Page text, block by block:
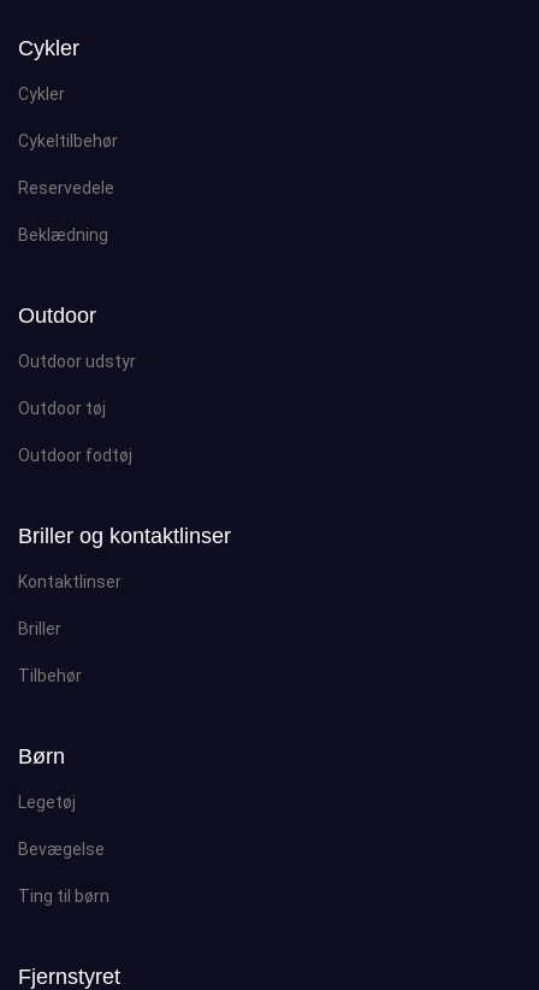
Cykler
Cykler
Cykeltilbehør
Reservedele
Beklædning
Outdoor
Outdoor udstyr
Outdoor tøj
Outdoor fodtøj
Briller og kontaktlinser
Kontaktlinser
Briller
Tilbehør
Børn
Legetøj
Bevægelse
Ting til børn
Fjernstyret